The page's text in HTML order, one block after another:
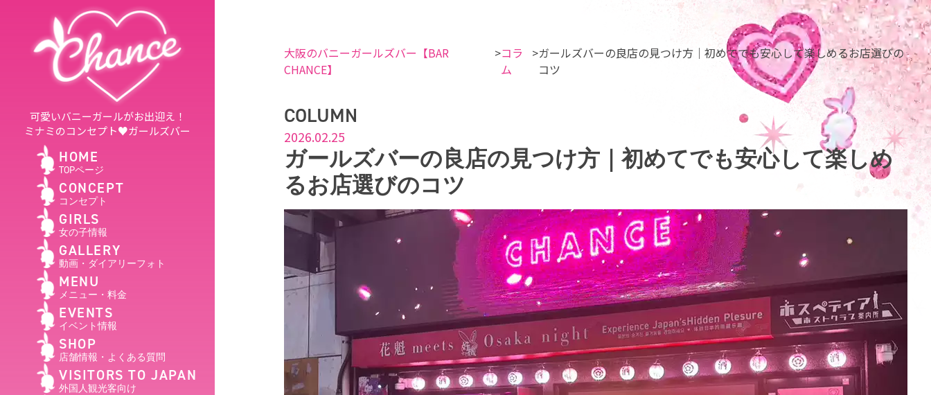
可愛いバニーガールがお出迎え！
ミナミのコンセプト♥ガールズバー
HOME
TOPページ
CONCEPT
コンセプト
GIRLS
女の子情報
GALLERY
動画・ダイアリーフォト
MENU
メニュー・料金
EVENTS
イベント情報
SHOP
店舗情報・よくある質問
VISITORS TO JAPAN
外国人観光客向け
大阪のバニーガールズバー【BAR
CHANCE】
コラ
ム
ガールズバーの良店の見つけ方｜初めてでも安心して楽しめるお店選びの
コツ
COLUMN
2026.02.25
ガールズバーの良店の見つけ方｜初めてでも安心して楽しめ
るお店選びのコツ